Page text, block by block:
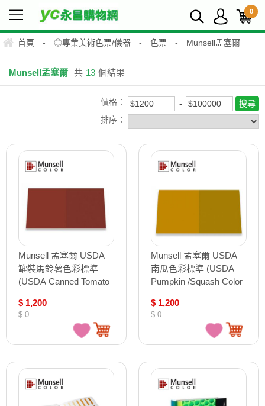
0
首頁 - ◎專業美術色票/儀器 - 色票 - Munsell孟塞爾
Munsell孟塞爾 共 13 個結果
價格：
排序：
Munsell 孟塞爾 USDA
罐裝馬鈴薯色彩標準
(USDA Canned Tomato
Panel)【接受預購商品】
$ 1,200
$ 0
Munsell 孟塞爾 USDA
南瓜色彩標準 (USDA
Pumpkin /Squash Color
【接受預購商品】
$ 1,200
$ 0